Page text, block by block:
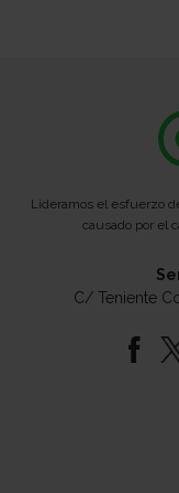
Lideramos el esfuerzo
causado por el
C/ Teniente